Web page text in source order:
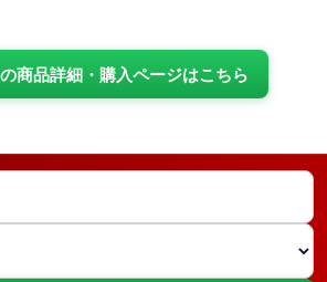
商品詳細・購入ページはこちら